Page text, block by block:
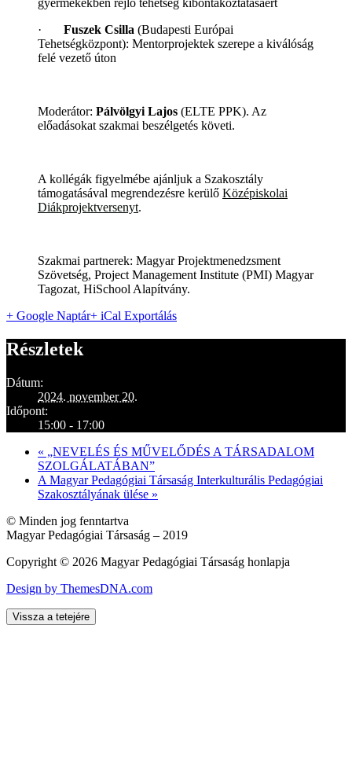
· Fuszek Csilla (Budapesti Európai
Tehetségközpont): Mentorprojektek szerepe a kiválóság
felé vezető úton
Moderátor: Pálvölgyi Lajos (ELTE PPK). Az
előadásokat szakmai beszélgetés követi.
A kollégák figyelmébe ajánljuk a Szakosztály
támogatásával megrendezésre kerülő Középiskolai
Diákprojektversenyt.
Szakmai partnerek: Magyar Projektmenedzsment
Szövetség, Project Management Institute (PMI) Magyar
Tagozat, HiSchool Alapítvány.
+ Google Naptár+ iCal Exportálás
Részletek
Dátum:
2024. november 20.
Időpont:
15:00 - 17:00
« „NEVELÉS ÉS MŰVELŐDÉS A TÁRSADALOM
SZOLGÁLATÁBAN”
A Magyar Pedagógiai Társaság Interkulturális Pedagógiai
Szakosztályának ülése »
© Minden jog fenntartva
Magyar Pedagógiai Társaság – 2019
Copyright © 2026 Magyar Pedagógiai Társaság honlapja
Design by ThemesDNA.com
Vissza a tetejére